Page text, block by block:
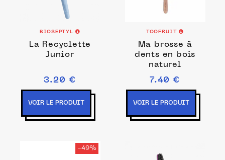
BIOSEPTYL
La Recyclette
Junior
3.20 €
VOIR LE PRODUIT
TOOFRUIT
Ma brosse à
dents en bois
naturel
7.40 €
VOIR LE PRODUIT
-49%